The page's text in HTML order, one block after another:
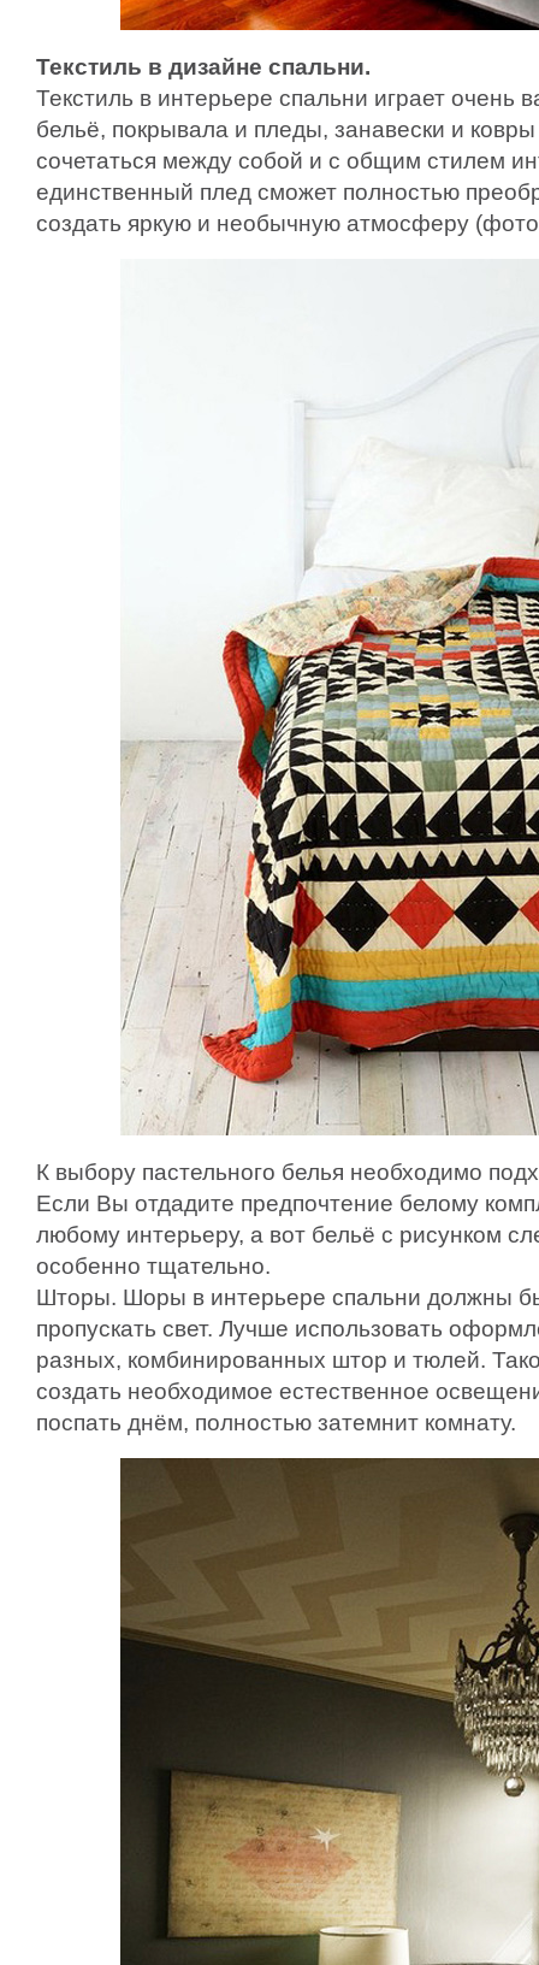
Текстиль в дизайне спальни.
Текстиль в интерьере спальни играет очень
бельё, покрывала и пледы, занавески и
сочетаться между собой и с общим стилем
единственный плед сможет полностью
создать яркую и необычную атмосферу
К выбору пастельного белья необходимо
Если Вы отдадите предпочтение белому
любому интерьеру, а вот бельё с рисунком
особенно тщательно.
Шторы. Шоры в интерьере спальни должны
пропускать свет. Лучше использовать
разных, комбинированных штор и тюлей.
создать необходимое естественное
поспать днём, полностью затемнит комнату.